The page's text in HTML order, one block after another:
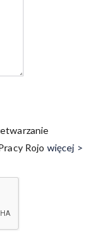
Rojo więcej >